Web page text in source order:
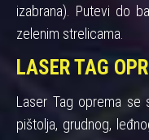
izabrana). Putevi do
zelenim strelicama.
LASER TAG
Laser Tag oprema se
pištolja, grudnog,